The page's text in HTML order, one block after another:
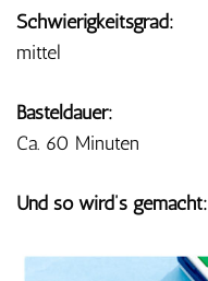
Schwierigkeitsgrad:
mittel
Basteldauer:
Ca. 60 Minuten
Und so wird’s gemacht: